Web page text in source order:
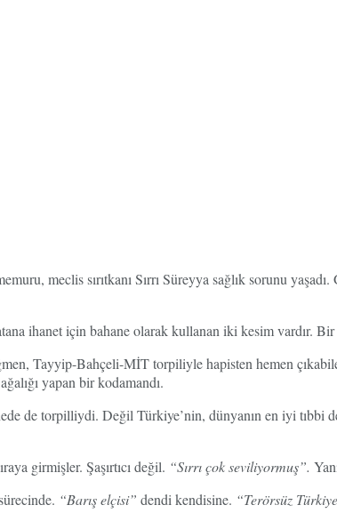
meclis sırıtkanı Sırrı Süreyya sağlık sorunu
ihanet için bahane olarak kullanan iki kesim vardır.
Tayyip-Bahçeli-MİT torpiliyle hapisten hemen
yapan bir kodamandı.
de torpilliydi. Değil Türkiye’nin, dünyanın en iyi tıbbi
girmişler. Şaşırtıcı değil. “Sırrı çok seviliyormuş”.
“Barış elçisi” dendi kendisine. “Terörsüz